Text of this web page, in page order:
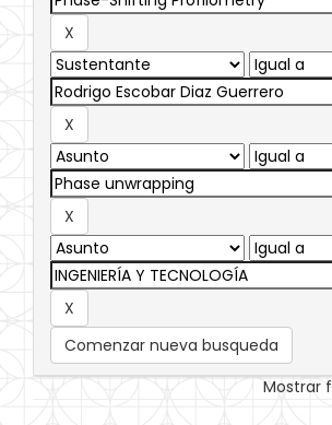
Comenzar nueva busqueda
Mostrar